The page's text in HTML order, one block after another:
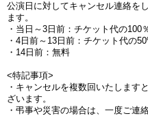
公演日に対してキャンセル連絡を
ます。
・当日～3日前：チケット代の100
・4日前～13日前：チケット代の
・14日前：無料
<特記事項>
・キャンセルを複数回いたします
ざいます。
・弔事や災害の場合は、一度ご連